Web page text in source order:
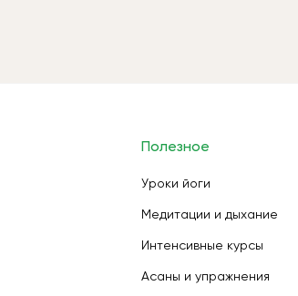
Полезное
Уроки йоги
Медитации и дыхание
Интенсивные курсы
Асаны и упражнения